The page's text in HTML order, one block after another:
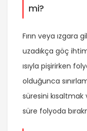
mi?
Fırın veya ızgara
uzadıkça göç
ısıyla pişirirken
olduğunca
süresini
süre folyoda